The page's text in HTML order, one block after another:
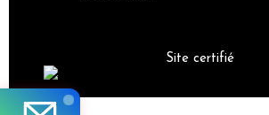
Site certifié